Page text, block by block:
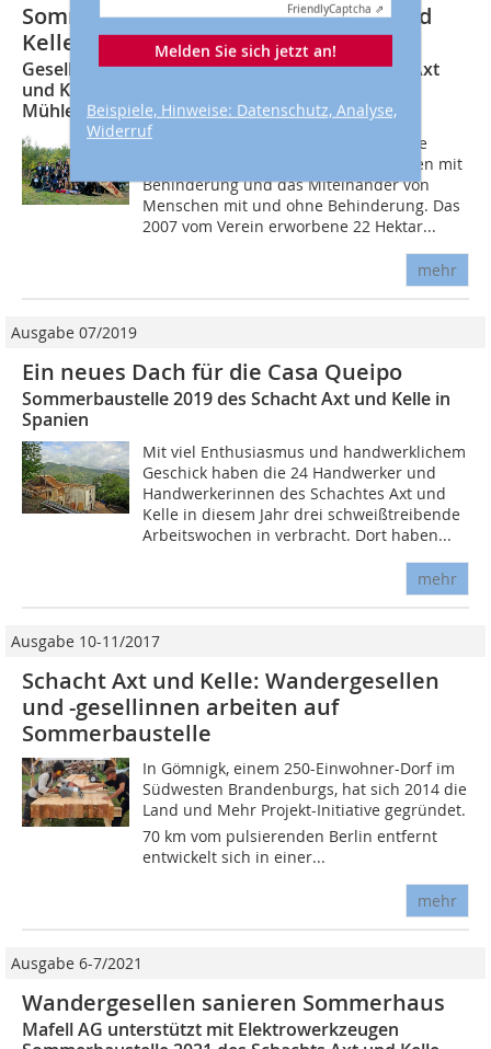
FriendlyCaptcha ⇗
Melden Sie sich jetzt an!
Beispiele, Hinweise: Datenschutz, Analyse,
Widerruf
Sommerbaustelle des Schacht Axt und
Kelle 2018
Gesellinnen- und Gesellenvereinigung Schacht Axt
und Kelle baut vier Bauwagen für den Verein
Mühlenkraft
Der Verein Mühlenkraft e.V. fördert die
persönliche Entwicklung von Menschen mit
Behinderung und das Miteinander von
Menschen mit und ohne Behinderung. Das
2007 vom Verein erworbene 22 Hektar...
mehr
Ausgabe 07/2019
Ein neues Dach für die Casa Queipo
Sommerbaustelle 2019 des Schacht Axt und Kelle in
Spanien
Mit viel Enthusiasmus und handwerklichem
Geschick haben die 24 Handwerker und
Handwerkerinnen des Schachtes Axt und
Kelle in diesem Jahr drei schweißtreibende
Arbeitswochen in verbracht. Dort haben...
mehr
Ausgabe 10-11/2017
Schacht Axt und Kelle: Wandergesellen
und -gesellinnen arbeiten auf
Sommerbaustelle
In Gömnigk, einem 250-Einwohner-Dorf im
Südwesten Brandenburgs, hat sich 2014 die
Land und Mehr Projekt-Initiative gegründet.
70 km vom pulsierenden Berlin entfernt
entwickelt sich in einer...
mehr
Ausgabe 6-7/2021
Wandergesellen sanieren Sommerhaus
Mafell AG unterstützt mit Elektrowerkzeugen